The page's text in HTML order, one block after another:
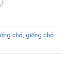
chó giống chó